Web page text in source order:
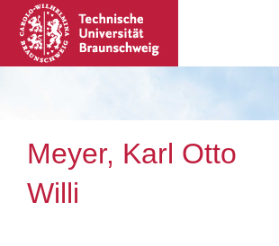
Meyer, Karl Otto
Willi